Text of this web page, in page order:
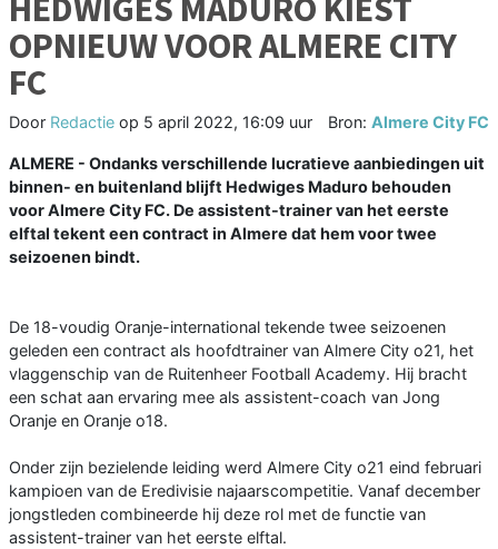
HEDWIGES MADURO KIEST
OPNIEUW VOOR ALMERE CITY
FC
Door Redactie op 5 april 2022, 16:09 uur Bron: Almere City FC
ALMERE - Ondanks verschillende lucratieve aanbiedingen uit
binnen- en buitenland blijft Hedwiges Maduro behouden
voor Almere City FC. De assistent-trainer van het eerste
elftal tekent een contract in Almere dat hem voor twee
seizoenen bindt.
De 18-voudig Oranje-international tekende twee seizoenen
geleden een contract als hoofdtrainer van Almere City o21, het
vlaggenschip van de Ruitenheer Football Academy. Hij bracht
een schat aan ervaring mee als assistent-coach van Jong
Oranje en Oranje o18.
Onder zijn bezielende leiding werd Almere City o21 eind februari
kampioen van de Eredivisie najaarscompetitie. Vanaf december
jongstleden combineerde hij deze rol met de functie van
assistent-trainer van het eerste elftal.